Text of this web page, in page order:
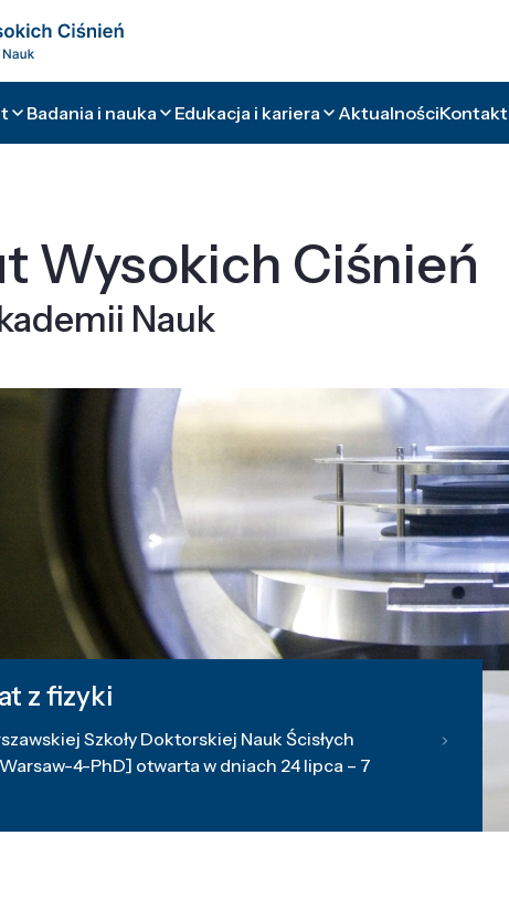
Badania i nauka Edukacja i kariera AktualnościKontakt
Wysokich Ciśnień
Nauk
z fizyki
Szkoły Doktorskiej Nauk Ścisłych
4-PhD] otwarta w dniach 24 lipca – 7